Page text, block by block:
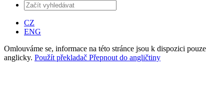
CZ
ENG
Omlouváme se, informace na této stránce jsou k dispozici pouze
anglicky. Použít překladač Přepnout do angličtiny